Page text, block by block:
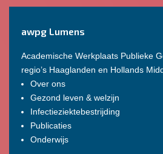
awpg Lumens
Academische Werkplaats Publieke
regio’s Haaglanden en Hollands
Over ons
Gezond leven & welzijn
Infectieziektebestrijding
Publicaties
Onderwijs